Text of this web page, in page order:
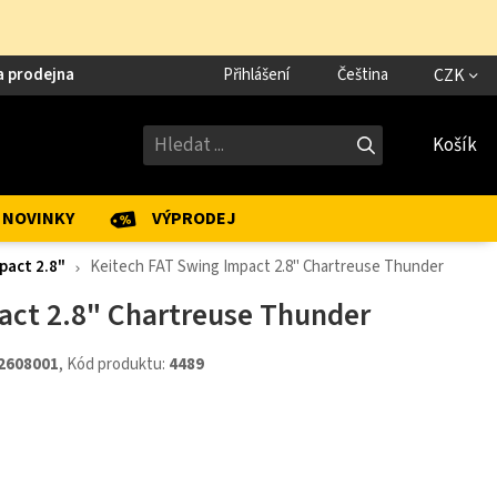
prodejna Přihlášení Čeština CZK
Košík
NOVINKY VÝPRODEJ
2.8" Keitech FAT Swing Impact 2.8" Chartreuse Thunder
2.8" Chartreuse Thunder
, Kód produktu: 4489